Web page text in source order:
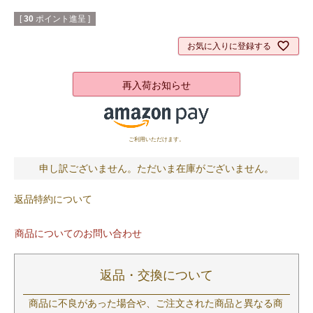
[ 30 ポイント進呈 ]
お気に入りに登録する
再入荷お知らせ
ご利用いただけます。
申し訳ございません。ただいま在庫がございません。
返品特約について
商品についてのお問い合わせ
返品・交換について
商品に不良があった場合や、ご注文された商品と異なる商